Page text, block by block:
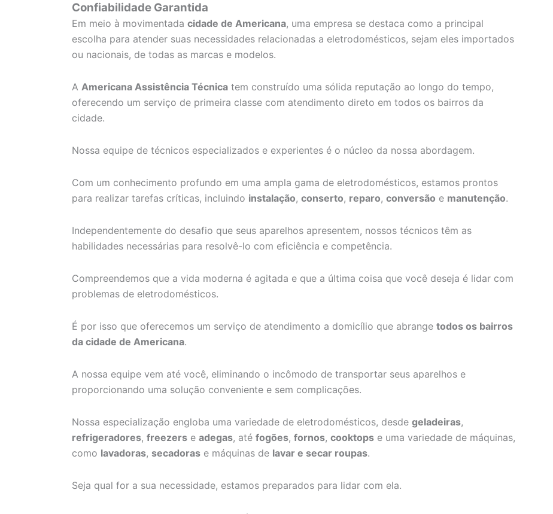
Confiabilidade Garantida
Em meio à movimentada cidade de Americana, uma empresa se destaca como a principal
escolha para atender suas necessidades relacionadas a eletrodomésticos, sejam eles importados
ou nacionais, de todas as marcas e modelos.
A Americana Assistência Técnica tem construído uma sólida reputação ao longo do tempo,
oferecendo um serviço de primeira classe com atendimento direto em todos os bairros da
cidade.
Nossa equipe de técnicos especializados e experientes é o núcleo da nossa abordagem.
Com um conhecimento profundo em uma ampla gama de eletrodomésticos, estamos prontos
para realizar tarefas críticas, incluindo instalação, conserto, reparo, conversão e manutenção.
Independentemente do desafio que seus aparelhos apresentem, nossos técnicos têm as
habilidades necessárias para resolvê-lo com eficiência e competência.
Compreendemos que a vida moderna é agitada e que a última coisa que você deseja é lidar com
problemas de eletrodomésticos.
É por isso que oferecemos um serviço de atendimento a domicílio que abrange todos os bairros
da cidade de Americana.
A nossa equipe vem até você, eliminando o incômodo de transportar seus aparelhos e
proporcionando uma solução conveniente e sem complicações.
Nossa especialização engloba uma variedade de eletrodomésticos, desde geladeiras,
refrigeradores, freezers e adegas, até fogões, fornos, cooktops e uma variedade de máquinas,
como lavadoras, secadoras e máquinas de lavar e secar roupas.
Seja qual for a sua necessidade, estamos preparados para lidar com ela.